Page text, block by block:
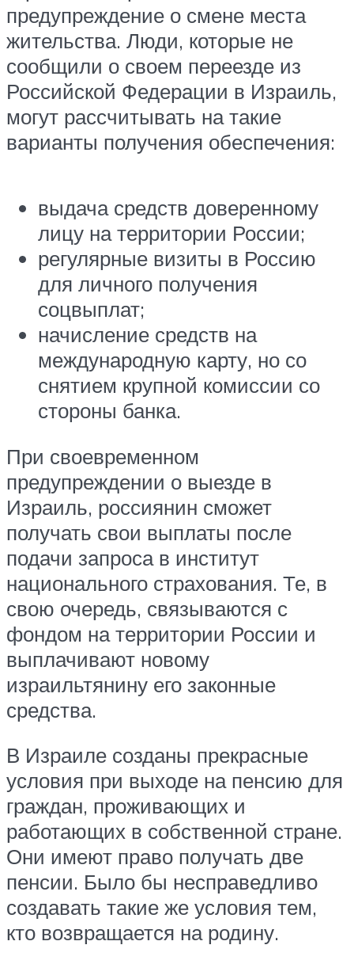
предупреждение о смене места
жительства. Люди, которые не
сообщили о своем переезде из
Российской Федерации в Израиль,
могут рассчитывать на такие
варианты получения обеспечения:
выдача средств доверенному
лицу на территории России;
регулярные визиты в Россию
для личного получения
соцвыплат;
начисление средств на
международную карту, но со
снятием крупной комиссии со
стороны банка.
При своевременном
предупреждении о выезде в
Израиль, россиянин сможет
получать свои выплаты после
подачи запроса в институт
национального страхования. Те, в
свою очередь, связываются с
фондом на территории России и
выплачивают новому
израильтянину его законные
средства.
В Израиле созданы прекрасные
условия при выходе на пенсию для
граждан, проживающих и
работающих в собственной стране.
Они имеют право получать две
пенсии. Было бы несправедливо
создавать такие же условия тем,
кто возвращается на родину.